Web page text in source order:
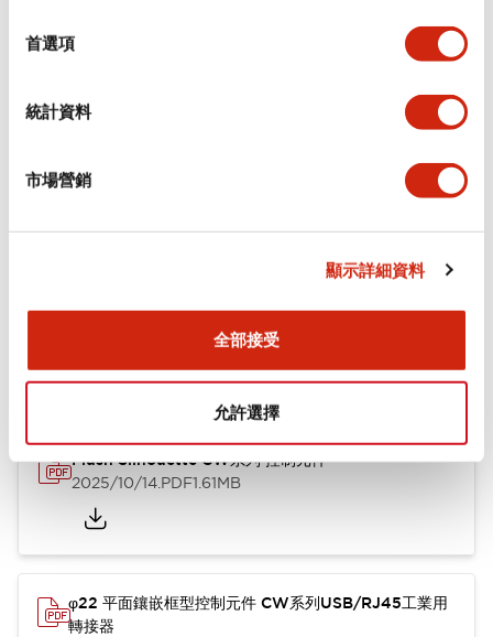
首選項
統計資料
市場營銷
顯示詳細資料
全部接受
允許選擇
功能規格
機械規格
型錄和宣傳手冊 CAD檔 認證與標準
Flush Silhouette CW系列 控制元件
2025/10/14.PDF1.61MB
φ22 平面鑲嵌框型控制元件 CW系列USB/RJ45工業用
轉接器